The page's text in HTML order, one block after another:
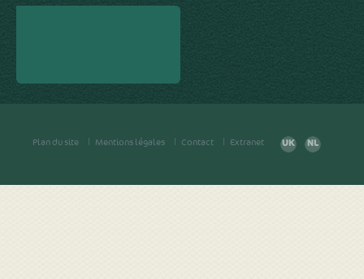
Plan du site Mentions légales Contact Extranet UK NL